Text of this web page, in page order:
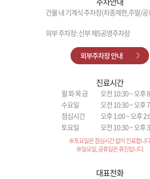
건물 내 기계식 주차장(차종제한,주말/공
외부 주차장: 신부 제5공영주차장
외부주차장 안내
진료시간
월 화 목 금
오전 10:30 ~ 오후
수요일
오전 10:30 ~ 오후
점심시간
오후 1:00 ~ 오후
토요일
오전 10:30 ~ 오후
※토요일은 점심시간 없이 진료합니
※일요일, 공휴일은 휴진입니다.
대표전화